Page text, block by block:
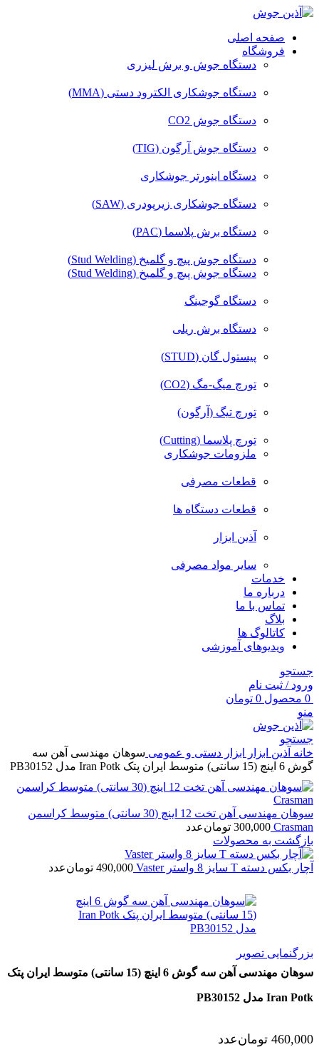
صفحه اصلی
فروشگاه
دستگاه جوش و برش لیزری
دستگاه جوشکاری الکترود دستی (MMA)
دستگاه جوش CO2
دستگاه جوش آرگون (TIG)
دستگاه اینورتر جوشکاری
دستگاه جوشکاری زیرپودری (SAW)
دستگاه برش پلاسما (PAC)
دستگاه جوش پیچ و گلمیخ (Stud Welding)
دستگاه جوش پیچ و گلمیخ (Stud Welding)
دستگاه گوجینگ
دستگاه برش ریلی
پیستول گان (STUD)
تورچ میگ-مگ (CO2)
تورچ تیگ (آرگون)
تورچ پلاسما (Cutting)
ملزومات جوشکاری
قطعات مصرفی
قطعات دستگاه ها
آذین ابزار
سایر مواد مصرفی
خدمات
درباره ما
تماس با ما
بلاگ
کاتالوگ ها
ویدیوهای آموزشی
جستجو
ورود / ثبت نام
0 محصول 0 تومان
منو
جستجو
خانه آذین ابزار ابزار دستی و عمومی سوهان مهندسی آهن سه
گوش 6 اینچ (15 سانتی) متوسط ایران پتک Iran Potk مدل PB30152
سوهان مهندسی آهن تخت 12 اینچ (30 سانتی) متوسط کراسمن
Crasman
300,000 تومانعدد
بازگشت به محصولات
آچار بکس دسته T سایز 8 واستر Vaster 490,000 تومانعدد
بزرگنمایی تصویر
سوهان مهندسی آهن سه گوش 6 اینچ (15 سانتی) متوسط ایران پتک
Iran Potk مدل PB30152
460,000 تومانعدد